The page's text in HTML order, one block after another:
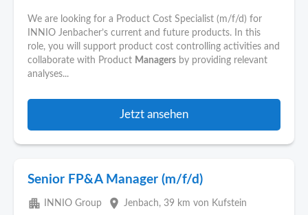
We are looking for a Product Cost Specialist (m/f/d) for
INNIO Jenbacher’s current and future products. In this
role, you will support product cost controlling activities and
collaborate with Product Managers by providing relevant
analyses...
Jetzt ansehen
Senior FP&A Manager (m/f/d)
apartment INNIO Group place Jenbach, 39 km von Kufstein